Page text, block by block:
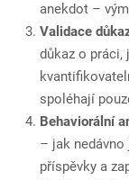
anekdot –
Validace
důkaz o práci,
spoléhají
Behaviorální
– jak
příspěvky a